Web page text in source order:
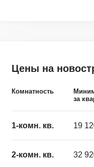
Цены на
Комнатность
за
1-комн. кв. 19
2-комн. кв. 32